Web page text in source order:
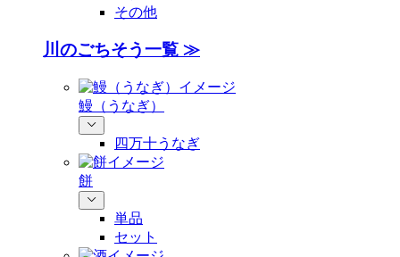
その他
川のごちそう一覧 ≫
鰻（うなぎ）
四万十うなぎ
餅
単品
セット